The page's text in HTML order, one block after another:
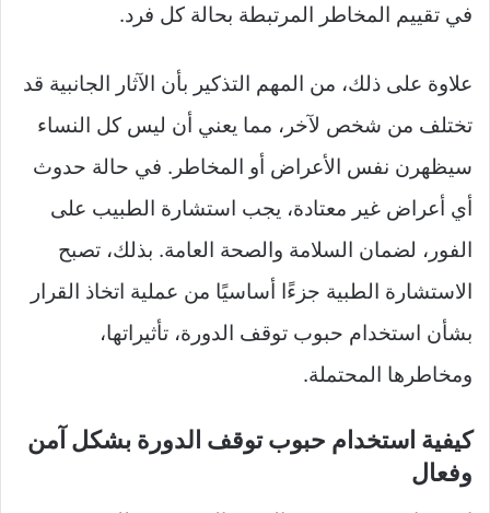
في تقييم المخاطر المرتبطة بحالة كل فرد.
علاوة على ذلك، من المهم التذكير بأن الآثار الجانبية قد
تختلف من شخص لآخر، مما يعني أن ليس كل النساء
سيظهرن نفس الأعراض أو المخاطر. في حالة حدوث
أي أعراض غير معتادة، يجب استشارة الطبيب على
الفور، لضمان السلامة والصحة العامة. بذلك، تصبح
الاستشارة الطبية جزءًا أساسيًا من عملية اتخاذ القرار
بشأن استخدام حبوب توقف الدورة، تأثيراتها،
ومخاطرها المحتملة.
كيفية استخدام حبوب توقف الدورة بشكل آمن
وفعال